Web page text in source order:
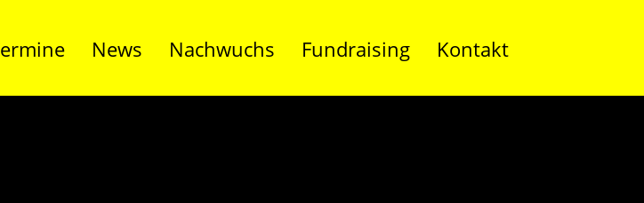
News Nachwuchs Fundraising Kontakt